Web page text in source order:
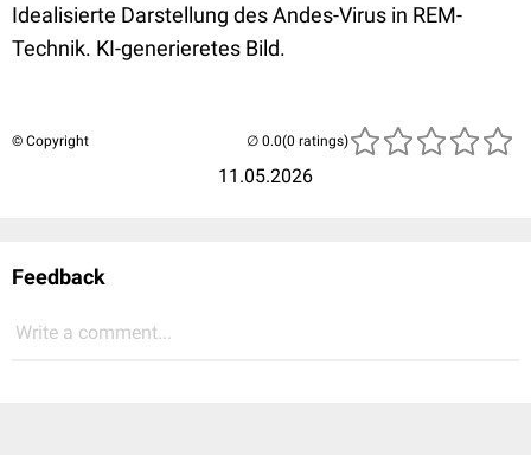
Idealisierte Darstellung des Andes-Virus in REM-
Technik. KI-generieretes Bild.
© Copyright
11.05.2026
(0 ratings)
Feedback
Write a comment...